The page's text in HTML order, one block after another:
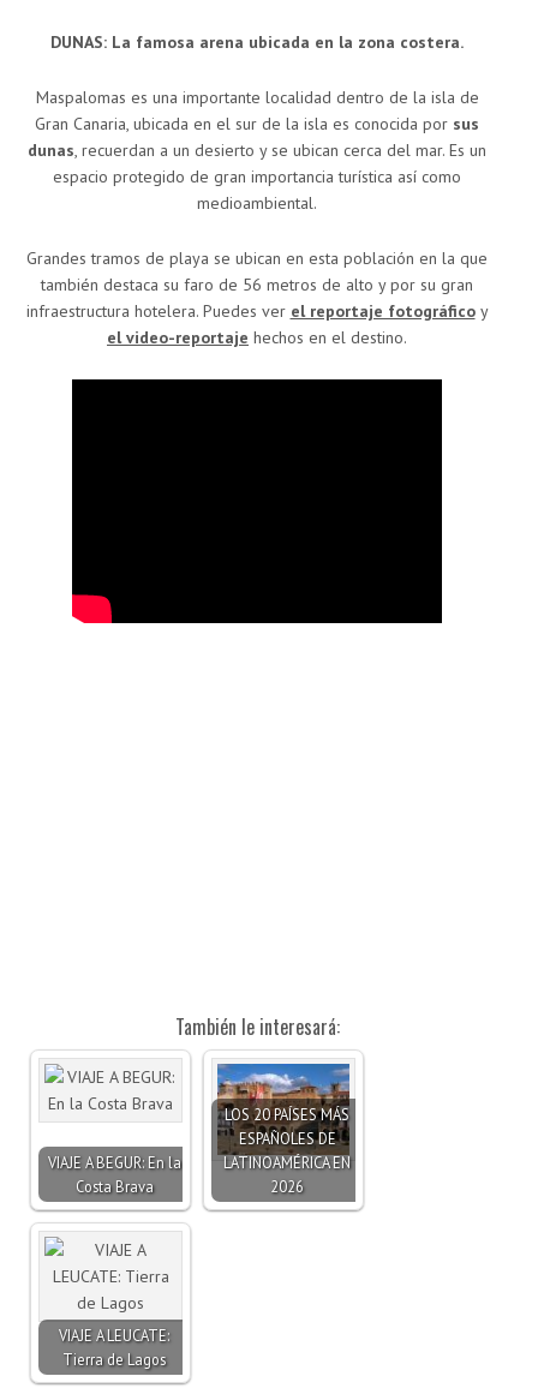
DUNAS: La famosa arena ubicada en la zona costera.
Maspalomas es una importante localidad dentro de la isla de
Gran Canaria, ubicada en el sur de la isla es conocida por sus
dunas, recuerdan a un desierto y se ubican cerca del mar. Es un
espacio protegido de gran importancia turística así como
medioambiental.
Grandes tramos de playa se ubican en esta población en la que
también destaca su faro de 56 metros de alto y por su gran
infraestructura hotelera. Puedes ver el reportaje fotográficoy
el video-reportaje hechos en el destino.
También le interesará:
VIAJE A BEGUR: En la
Costa Brava
LOS 20 PAÍSES MÁS
ESPAÑOLES DE
LATINOAMÉRICA EN
2026
VIAJE A LEUCATE:
Tierra de Lagos